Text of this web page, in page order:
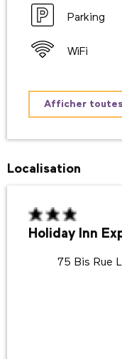
Parking
WiFi
Afficher
Localisation
Holiday Inn
75 Bis Rue